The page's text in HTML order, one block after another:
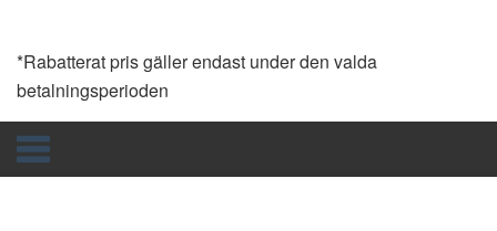
*Rabatterat pris gäller endast under den valda
betalningsperioden